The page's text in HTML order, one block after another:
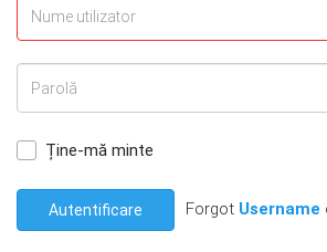
Ține-mă minte
Autentificare Forgot Username